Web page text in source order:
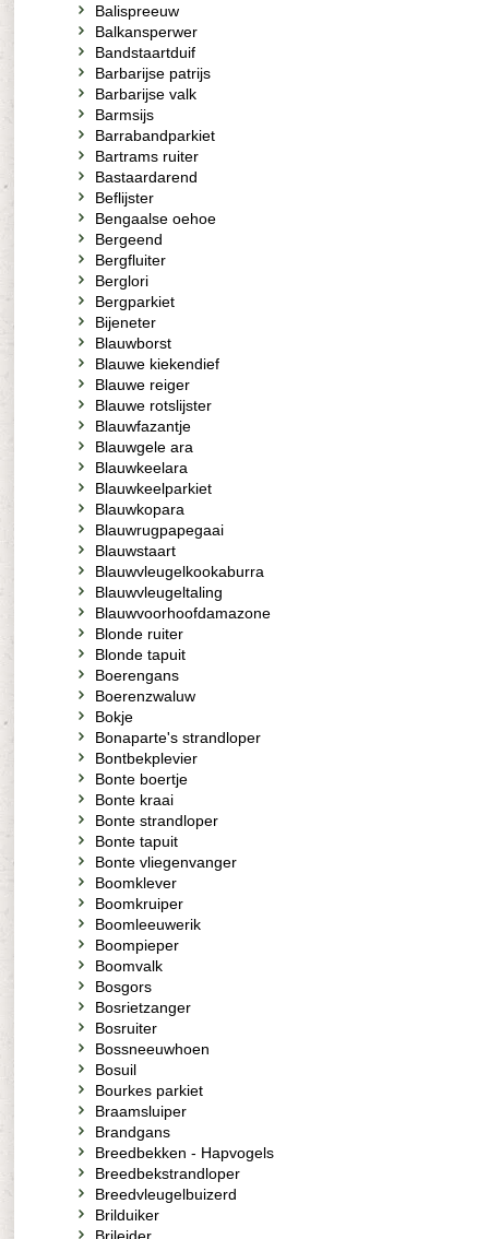
Balispreeuw
Balkansperwer
Bandstaartduif
Barbarijse patrijs
Barbarijse valk
Barmsijs
Barrabandparkiet
Bartrams ruiter
Bastaardarend
Beflijster
Bengaalse oehoe
Bergeend
Bergfluiter
Berglori
Bergparkiet
Bijeneter
Blauwborst
Blauwe kiekendief
Blauwe reiger
Blauwe rotslijster
Blauwfazantje
Blauwgele ara
Blauwkeelara
Blauwkeelparkiet
Blauwkopara
Blauwrugpapegaai
Blauwstaart
Blauwvleugelkookaburra
Blauwvleugeltaling
Blauwvoorhoofdamazone
Blonde ruiter
Blonde tapuit
Boerengans
Boerenzwaluw
Bokje
Bonaparte's strandloper
Bontbekplevier
Bonte boertje
Bonte kraai
Bonte strandloper
Bonte tapuit
Bonte vliegenvanger
Boomklever
Boomkruiper
Boomleeuwerik
Boompieper
Boomvalk
Bosgors
Bosrietzanger
Bosruiter
Bossneeuwhoen
Bosuil
Bourkes parkiet
Braamsluiper
Brandgans
Breedbekken - Hapvogels
Breedbekstrandloper
Breedvleugelbuizerd
Brilduiker